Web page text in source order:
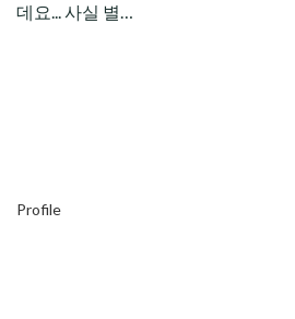
데요... 사실 별…
Profile